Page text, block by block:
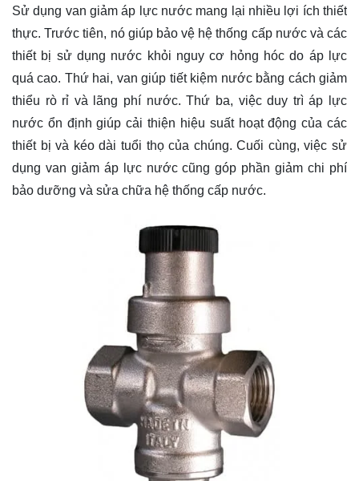
Sử dụng van giảm áp lực nước mang lại nhiều lợi ích thiết
thực. Trước tiên, nó giúp bảo vệ hệ thống cấp nước và các
thiết bị sử dụng nước khỏi nguy cơ hỏng hóc do áp lực
quá cao. Thứ hai, van giúp tiết kiệm nước bằng cách giảm
thiểu rò rỉ và lãng phí nước. Thứ ba, việc duy trì áp lực
nước ổn định giúp cải thiện hiệu suất hoạt động của các
thiết bị và kéo dài tuổi thọ của chúng. Cuối cùng, việc sử
dụng van giảm áp lực nước cũng góp phần giảm chi phí
bảo dưỡng và sửa chữa hệ thống cấp nước.